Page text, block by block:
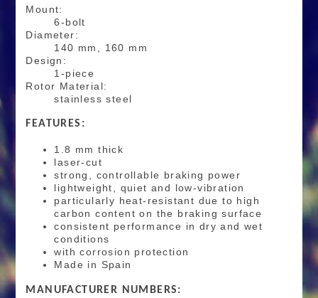
Mount:
6-bolt
Diameter:
140 mm, 160 mm
Design:
1-piece
Rotor Material:
stainless steel
FEATURES:
1.8 mm thick
laser-cut
strong, controllable braking power
lightweight, quiet and low-vibration
particularly heat-resistant due to high
carbon content on the braking surface
consistent performance in dry and wet
conditions
with corrosion protection
Made in Spain
MANUFACTURER NUMBERS: